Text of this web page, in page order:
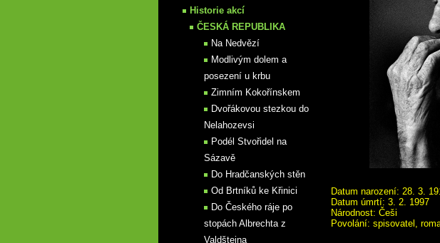
Datum narození: 28. 3.
Datum úmrtí: 3. 2. 1997
Národnost: Češi
Povolání: spisovatel,
Historie akcí
ČESKÁ REPUBLIKA
Na Nedvězí
Modlivým dolem a
posezení u krbu
Zimním Kokořínskem
Dvořákovou stezkou do
Nelahozevsi
Podél Stvořidel na
Sázavě
Do Hradčanských stěn
Od Brtníků ke Křinici
Do Českého ráje po
stopách Albrechta z
Valdštejna